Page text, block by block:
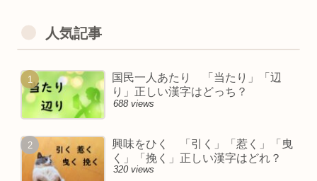
人気記事
国民一人あたり 「当たり」「辺
り」正しい漢字はどっち？
688 views
興味をひく 「引く」「惹く」「曳
く」「挽く」正しい漢字はどれ？
320 views